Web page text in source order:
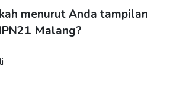
menurut Anda tampilan
Malang?